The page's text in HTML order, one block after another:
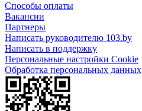
Способы оплаты
Вакансии
Партнеры
Написать руководителю 103.by
Написать в поддержку
Персональные настройки Cookie
Обработка персональных данных